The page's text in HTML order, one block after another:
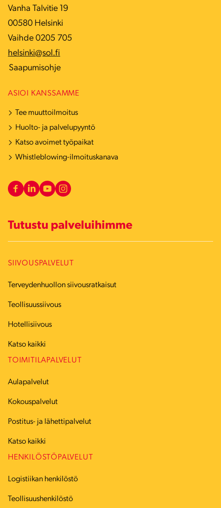
Vanha Talvitie 19
00580 Helsinki
Vaihde 0205 705
helsinki@sol.fi
Saapumisohje
ASIOI KANSSAMME
Tee muuttoilmoitus
Huolto- ja palvelupyyntö
Katso avoimet työpaikat
Whistleblowing-ilmoituskanava
Tutustu palveluihimme
SIIVOUSPALVELUT
Terveydenhuollon siivousratkaisut
Teollisuussiivous
Hotellisiivous
Katso kaikki
TOIMITILAPALVELUT
Aulapalvelut
Kokouspalvelut
Postitus- ja lähettipalvelut
Katso kaikki
HENKILÖSTÖPALVELUT
Logistiikan henkilöstö
Teollisuushenkilöstö